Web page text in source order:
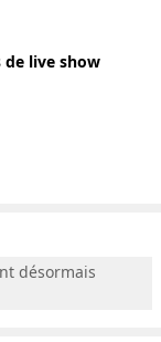
de live show
désormais